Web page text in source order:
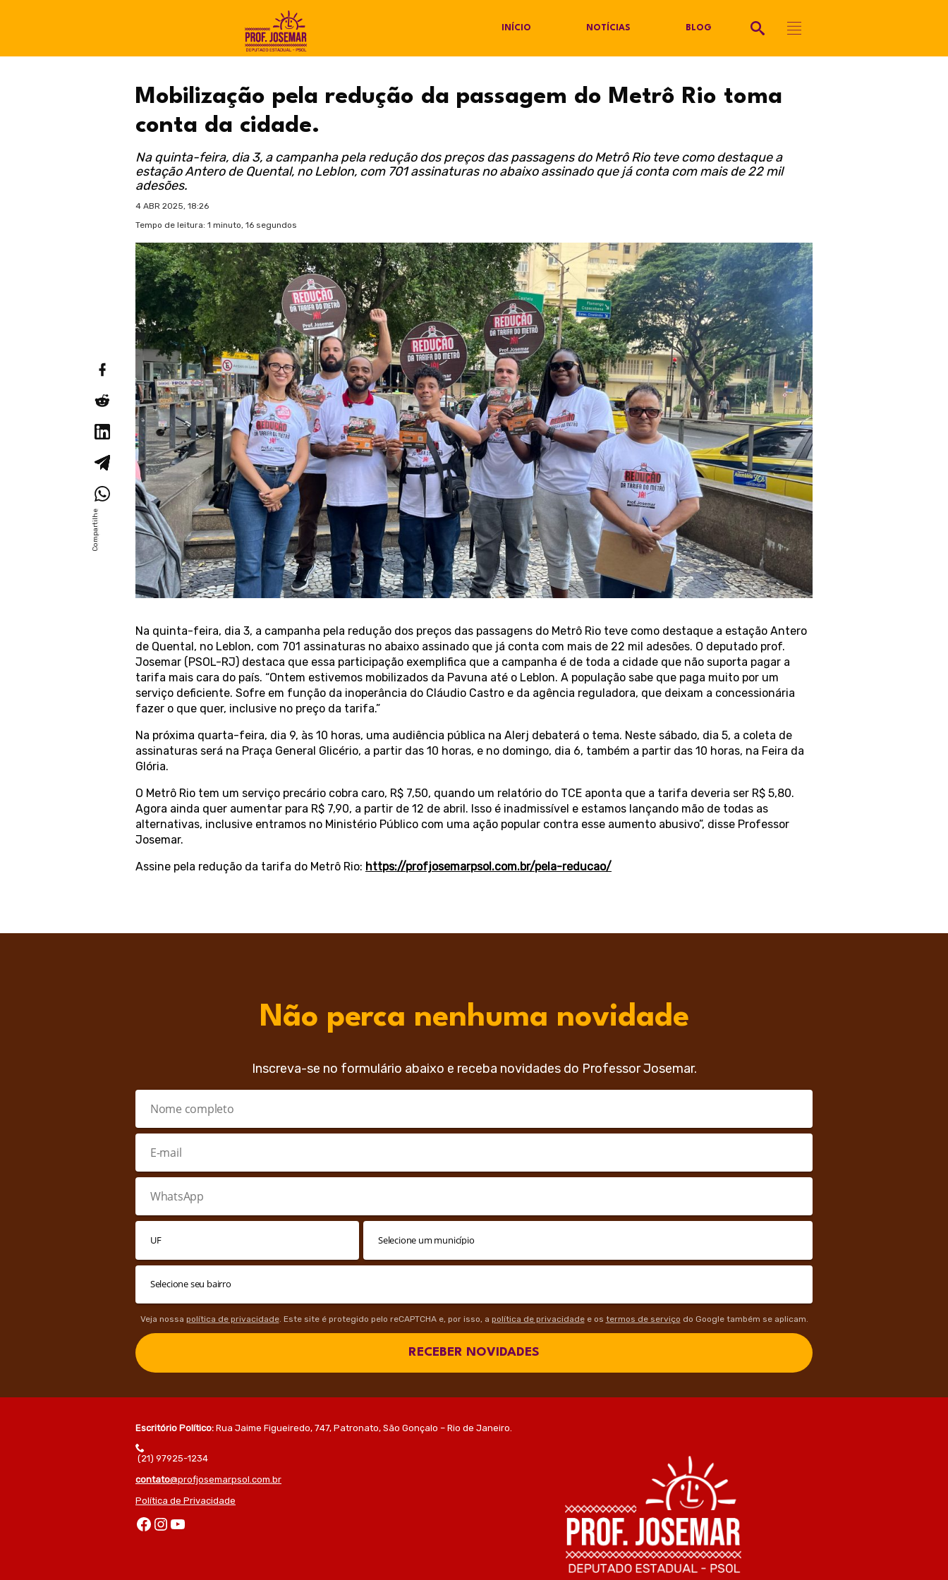
INÍCIO NOTÍCIAS BLOG
Mobilização pela redução da passagem do Metrô Rio toma
conta da cidade.
Na quinta-feira, dia 3, a campanha pela redução dos preços das passagens do Metrô Rio teve como destaque a
estação Antero de Quental, no Leblon, com 701 assinaturas no abaixo assinado que já conta com mais de 22 mil
adesões.
4 ABR 2025, 18:26
Tempo de leitura: 1 minuto, 16 segundos
Na quinta-feira, dia 3, a campanha pela redução dos preços das passagens do Metrô Rio teve como destaque a estação Antero
de Quental, no Leblon, com 701 assinaturas no abaixo assinado que já conta com mais de 22 mil adesões. O deputado prof.
Josemar (PSOL-RJ) destaca que essa participação exemplifica que a campanha é de toda a cidade que não suporta pagar a
tarifa mais cara do país. “Ontem estivemos mobilizados da Pavuna até o Leblon. A população sabe que paga muito por um
serviço deficiente. Sofre em função da inoperância do Cláudio Castro e da agência reguladora, que deixam a concessionária
fazer o que quer, inclusive no preço da tarifa.”
Na próxima quarta-feira, dia 9, às 10 horas, uma audiência pública na Alerj debaterá o tema. Neste sábado, dia 5, a coleta de
assinaturas será na Praça General Glicério, a partir das 10 horas, e no domingo, dia 6, também a partir das 10 horas, na Feira da
Glória.
O Metrô Rio tem um serviço precário cobra caro, R$ 7,50, quando um relatório do TCE aponta que a tarifa deveria ser R$ 5,80.
Agora ainda quer aumentar para R$ 7,90, a partir de 12 de abril. Isso é inadmissível e estamos lançando mão de todas as
alternativas, inclusive entramos no Ministério Público com uma ação popular contra esse aumento abusivo”, disse Professor
Josemar.
Assine pela redução da tarifa do Metrô Rio: https://profjosemarpsol.com.br/pela-reducao/
Não perca nenhuma novidade
Inscreva-se no formulário abaixo e receba novidades do Professor Josemar.
Veja nossa política de privacidade. Este site é protegido pelo reCAPTCHA e, por isso, a política de privacidadee os termos de serviço do Google também se aplicam.
RECEBER NOVIDADES
Escritório Político: Rua Jaime Figueiredo, 747, Patronato, São Gonçalo – Rio de Janeiro.
(21) 97925-1234
contato@profjosemarpsol.com.br
Política de Privacidade
Facebook Instagram Youtube